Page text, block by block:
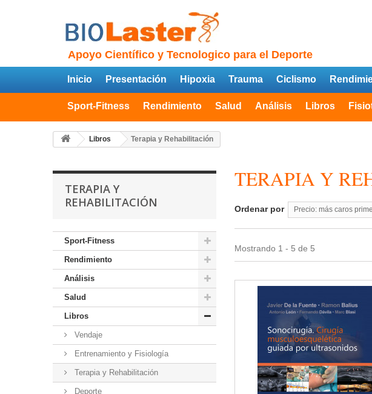
Apoyo Científico y Tecnologico para el Deporte
Inicio Presentación Hipoxia Trauma Ciclismo
Sport-Fitness Rendimiento Salud Análisis Libros
Libros Terapia y Rehabilitación
TERAPIA Y
REHABILITACIÓN
Sport-Fitness
Rendimiento
Análisis
Salud
Libros
Vendaje
Entrenamiento y Fisiología
Terapia y Rehabilitación
Deporte
TERAPIA Y
Ordenar por Precio: más caros
Mostrando 1 - 5 de 5